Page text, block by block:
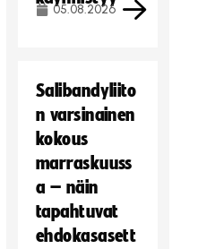
05.08.2026
Salibandyliito
n varsinainen
kokous
marraskuuss
a – näin
tapahtuvat
ehdokasasett